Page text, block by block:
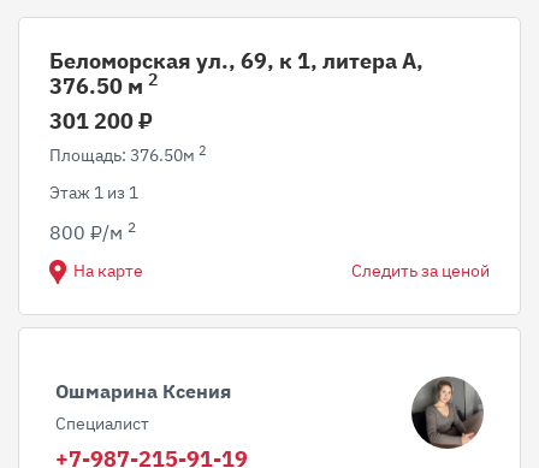
Беломорская ул., 69, к 1, литера А,
376.50 м 2
301 200 ₽
Площадь: 376.50м 2
Этаж 1 из 1
800 ₽/м 2
На карте Следить за ценой
Ошмарина Ксения
Специалист
+7-987-215-91-19